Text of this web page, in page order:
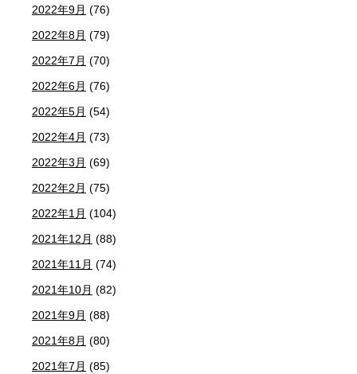
2022年9月 (76)
2022年8月 (79)
2022年7月 (70)
2022年6月 (76)
2022年5月 (54)
2022年4月 (73)
2022年3月 (69)
2022年2月 (75)
2022年1月 (104)
2021年12月 (88)
2021年11月 (74)
2021年10月 (82)
2021年9月 (88)
2021年8月 (80)
2021年7月 (85)